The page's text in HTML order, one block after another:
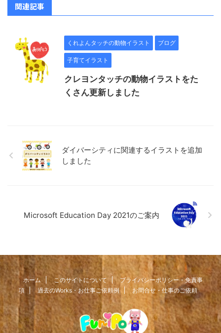
関連記事
くれよんタッチの動物イラスト ブログ
子育てイラスト
クレヨンタッチの動物イラストをた
くさん更新しました
ダイバーシティに関連するイラストを追加
しました
Microsoft Education Day 2021のご案内
ホーム このサイトについて
プライバシーポリシー・免責事
項
過去のWorks・お仕事ご依頼例 お問合せ・仕事のご依頼